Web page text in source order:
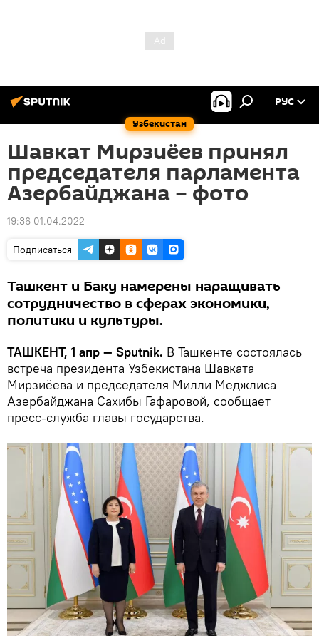
Узбекистан
РУС
Шавкат Мирзиёев принял
председателя парламента
Азербайджана – фото
19:36 01.04.2022
Подписаться
Ташкент и Баку намерены наращивать
сотрудничество в сферах экономики,
политики и культуры.
ТАШКЕНТ, 1 апр — Sputnik. В Ташкенте состоялась
встреча президента Узбекистана Шавката
Мирзиёева и председателя Милли Меджлиса
Азербайджана Сахибы Гафаровой, сообщает
пресс-служба главы государства.